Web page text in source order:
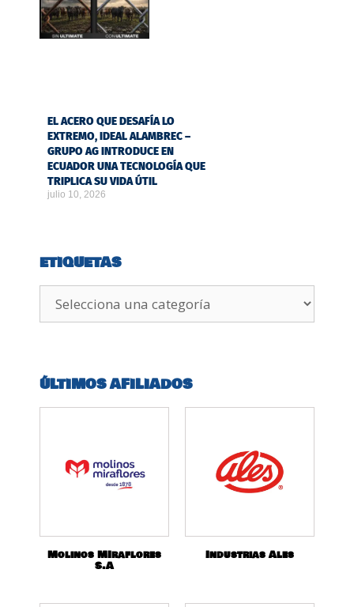
EL ACERO QUE DESAFÍA LO
EXTREMO, IDEAL ALAMBREC –
GRUPO AG INTRODUCE EN
ECUADOR UNA TECNOLOGÍA QUE
TRIPLICA SU VIDA ÚTIL
julio 10, 2026
ETIQUETAS
ÚLTIMOS AFILIADOS
Molinos MIraflores
S.A
Industrias Ales